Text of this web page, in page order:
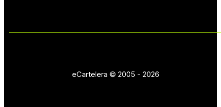
eCartelera © 2005 - 2026